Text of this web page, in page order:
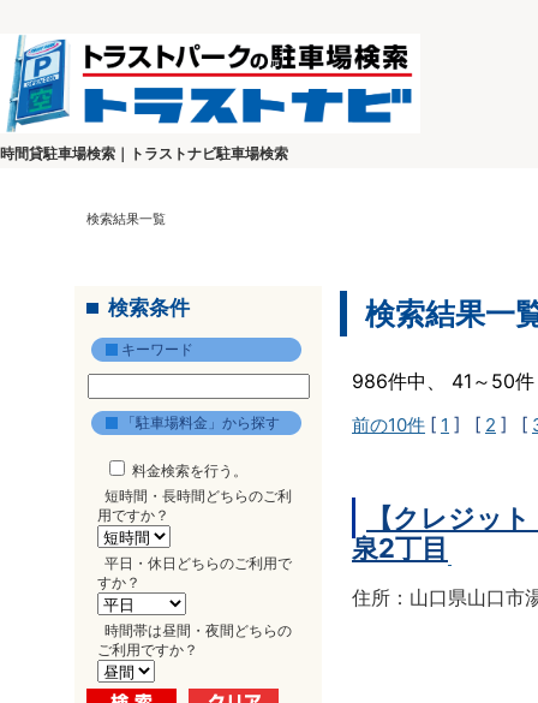
時間貸駐車場検索｜トラストナビ駐車場検索
検索結果一覧
検索条件
キーワード
「駐車場料金」から探す
料金検索を行う。
短時間・長時間どちらのご利
用ですか？
平日・休日どちらのご利用で
すか？
時間帯は昼間・夜間どちらの
ご利用ですか？
検索結果一
986件中、 41～50
前の10件 [ 1 ] [ 2 ] [
【クレジッ
泉2丁目
住所：山口県山口市